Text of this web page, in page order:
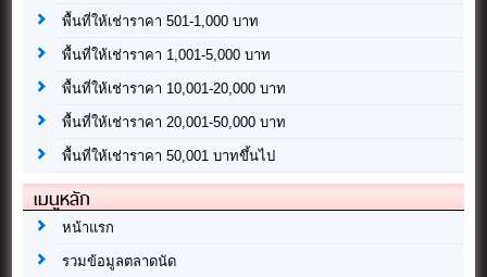
พื้นที่ให้เช่าราคา 501-1,000 บาท
พื้นที่ให้เช่าราคา 1,001-5,000 บาท
พื้นที่ให้เช่าราคา 10,001-20,000 บาท
พื้นที่ให้เช่าราคา 20,001-50,000 บาท
พื้นที่ให้เช่าราคา 50,001 บาทขึ้นไป
เมนูหลัก
หน้าแรก
รวมข้อมูลตลาดนัด